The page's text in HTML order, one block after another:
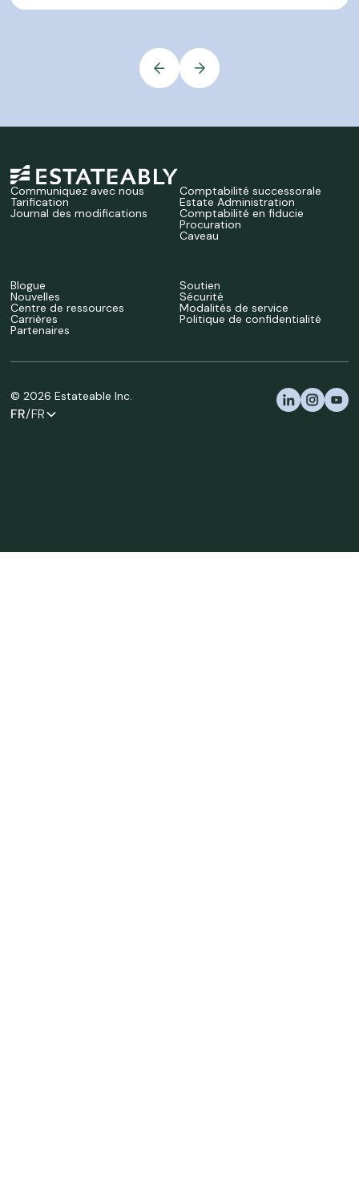
Communiquez avec nous
Tarification
Journal des modifications
Comptabilité successorale
Estate Administration
Comptabilité en fiducie
Procuration
Caveau
Blogue
Nouvelles
Centre de ressources
Carrières
Partenaires
Soutien
Sécurité
Modalités de service
Politique de confidentialité
©2026 Estateable Inc.
FR/FR